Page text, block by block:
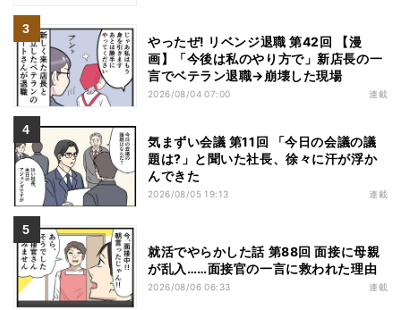
やったぜ! リベンジ退職 第42回 【漫
画】「今後は私のやり方で」新店長の一
言でベテラン退職→崩壊した現場
2026/08/04 07:00 連載
気まずい会議 第11回 「今日の会議の議
題は?」と聞いた社長、徐々に汗が浮か
んできた
2026/08/05 19:13 連載
就活でやらかした話 第88回 面接に母親
が乱入……面接官の一言に救われた理由
2026/08/06 06:33 連載